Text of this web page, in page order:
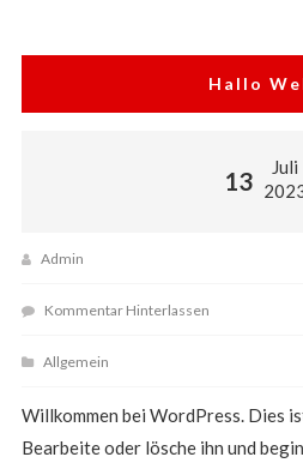
Hallo
13
Juli
Admin
Kommentar Hinterlassen
Allgemein
Willkommen bei WordPress. Dies
Bearbeite oder lösche ihn und